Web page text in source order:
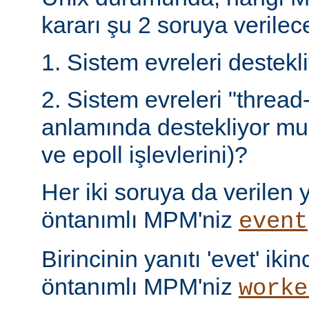
kararı şu 2 soruya
1. Sistem evreleri
2. Sistem evreleri
anlamında destekliyor
ve epoll işlevlerini)?
Her iki soruya da verilen
öntanımlı MPM'niz event
Birincinin yanıtı 'evet'
öntanımlı MPM'niz